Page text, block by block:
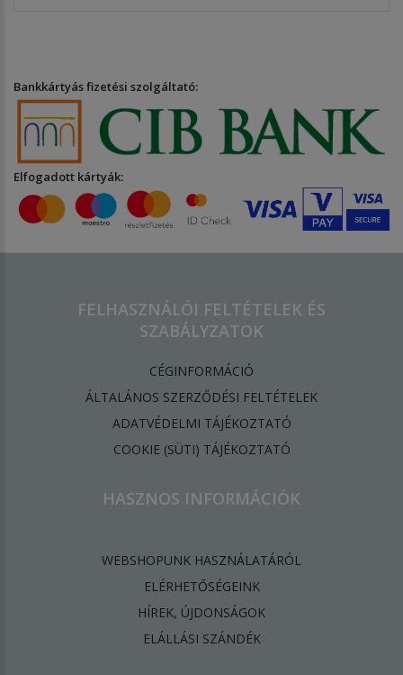
Bankkártyás fizetési szolgáltató:
Elfogadott kártyák:
FELHASZNÁLÓI FELTÉTELEK ÉS
SZABÁLYZATOK
CÉGINFORMÁCIÓ
ÁLTALÁNOS SZERZŐDÉSI FELTÉTELEK
ADATVÉDELMI TÁJÉKOZTATÓ
​COOKIE (SÜTI) TÁJÉKOZTATÓ
HASZNOS INFORMÁCIÓK
WEBSHOPUNK HASZNÁLATÁRÓL
ELÉRHETŐSÉGEINK
HÍREK, ÚJDONSÁGOK
ELÁLLÁSI SZÁNDÉK